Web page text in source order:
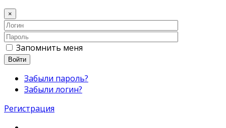
×
Запомнить меня
Войти
Забыли пароль?
Забыли логин?
Регистрация